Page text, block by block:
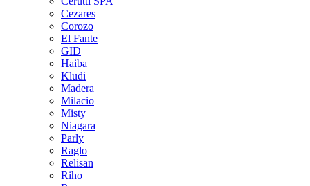
Cezares
Corozo
El Fante
GID
Haiba
Kludi
Madera
Milacio
Misty
Niagara
Parly
Raglo
Relisan
Riho